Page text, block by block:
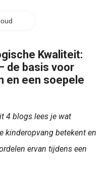
Kwaliteit:
de basis voor
en een soepele
4 blogs lees je wat
kinderopvang betekent en
ervan tijdens een